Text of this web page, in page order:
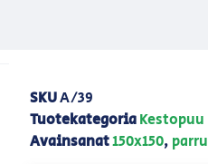
SKUA/39
TuotekategoriaKestopuu
Avainsanat150x150, parru